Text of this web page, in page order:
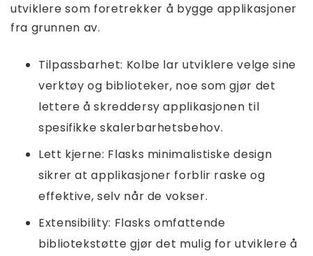
utviklere som foretrekker å bygge applikasjoner
fra grunnen av.
Tilpassbarhet: Kolbe lar utviklere velge sine
verktøy og biblioteker, noe som gjør det
lettere å skreddersy applikasjonen til
spesifikke skalerbarhetsbehov.
Lett kjerne: Flasks minimalistiske design
sikrer at applikasjoner forblir raske og
effektive, selv når de vokser.
Extensibility: Flasks omfattende
bibliotekstøtte gjør det mulig for utviklere å